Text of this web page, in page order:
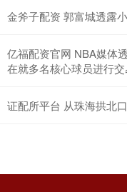
金斧子配资 郭富城透露
亿福配资官网 NBA媒体
在就多名核心球员进行
证配所平台 从珠海拱北